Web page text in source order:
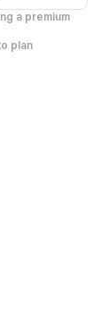
a premium
plan